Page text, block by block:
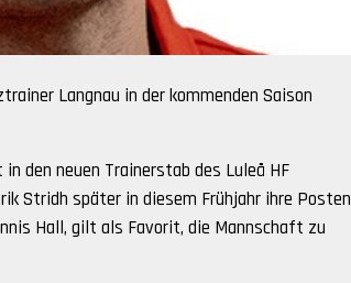
Langnau in der kommenden Saison
den neuen Trainerstab des Luleå HF
Stridh später in diesem Frühjahr ihre Posten
Hall, gilt als Favorit, die Mannschaft zu